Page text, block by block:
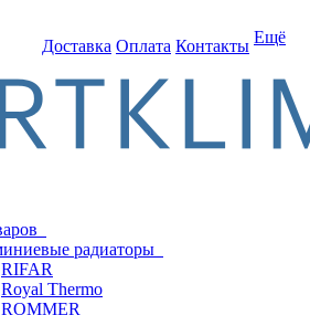
Доставка Оплата Контакты Ещё
радиаторы
RIFAR
Royal Thermo
ROMMER